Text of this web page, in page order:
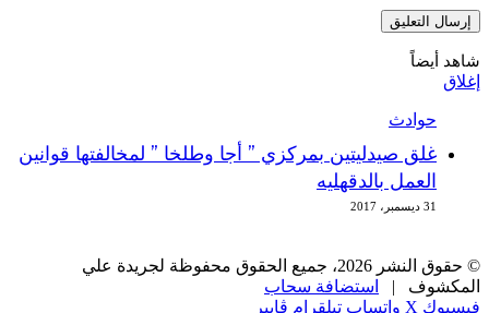
شاهد أيضاً
إغلاق
حوادث
غلق صيدليتين بمركزي ” أجا وطلخا ” لمخالفتها قوانين
العمل بالدقهليه
31 ديسمبر، 2017
© حقوق النشر 2026، جميع الحقوق محفوظة لجريدة علي
المكشوف |
استضافة سحاب
فيسبوك ‫X واتساب تيلقرام ڤايبر